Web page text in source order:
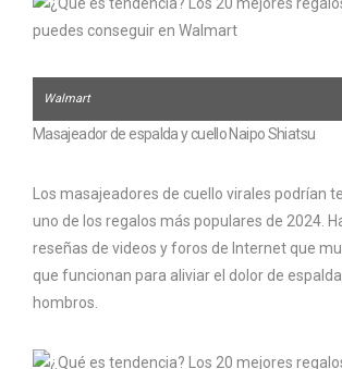
Walmart
Masajeador de espalda y cuello Naipo Shiatsu
Los masajeadores de cuello virales podrían
uno de los regalos más populares de 2024.
reseñas de videos y foros de Internet que
que funcionan para aliviar el dolor de
hombros.